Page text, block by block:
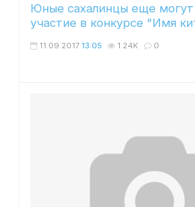
Юные сахалинцы еще могут
участие в конкурсе "Имя
11.09.2017 13:05 1.24K 0